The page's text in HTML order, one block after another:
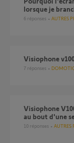
lorsque je
6 réponses AUTRES
Visiophone
7 réponses
Visiophone V100+ qui ne fonctionne plus (ne sonne plus)
au bout d'une
10 réponses AUTRES